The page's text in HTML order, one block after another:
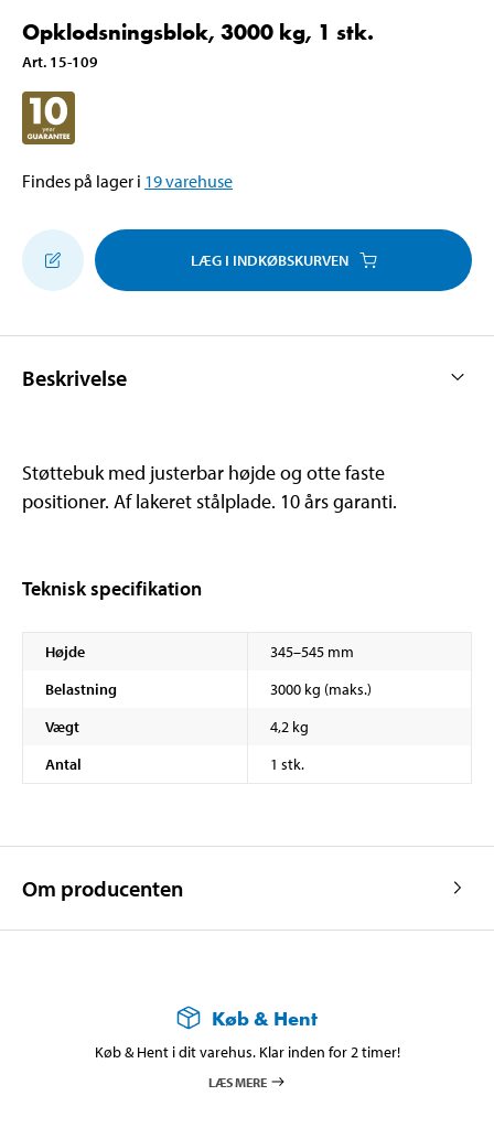
Opklodsningsblok, 3000 kg, 1 stk.
Art. 15-109
Findes på lager i 19varehuse
LÆG I INDKØBSKURVEN
Beskrivelse
Støttebuk med justerbar højde og otte faste
positioner. Af lakeret stålplade. 10 års garanti.
Teknisk specifikation
Højde
345–545 mm
Belastning
3000 kg (maks.)
Vægt
4,2 kg
Antal
1 stk.
Om producenten
Køb & Hent
Køb & Hent i dit varehus. Klar inden for 2 timer!
LÆS MERE